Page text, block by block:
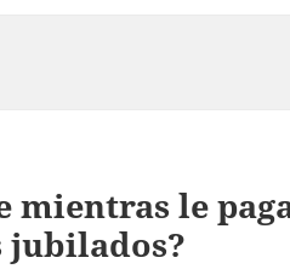
mientras le
jubilados?